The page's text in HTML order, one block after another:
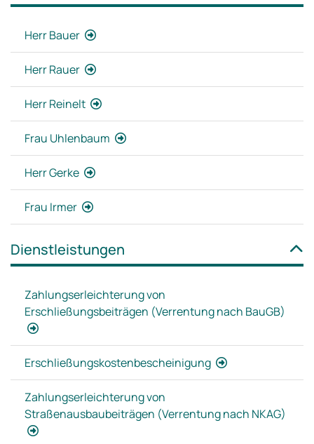
Herr Bauer
Herr Rauer
Herr Reinelt
Frau Uhlenbaum
Herr Gerke
Frau Irmer
Dienstleistungen
Zahlungserleichterung von
Erschließungsbeiträgen (Verrentung nach BauGB)
Erschließungskostenbescheinigung
Zahlungserleichterung von
Straßenausbaubeiträgen (Verrentung nach NKAG)